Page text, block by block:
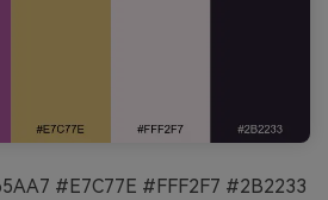
#E7C77E #FFF2F7 #2B2233